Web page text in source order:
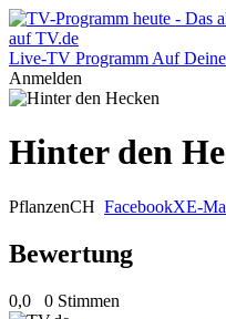
Live-TV Programm Auf
Anmelden
Hinter den
PflanzenCH FacebookXE-
Bewertung
0,0 0 Stimmen